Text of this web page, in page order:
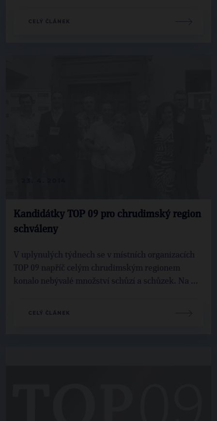
CELÝ ČLÁNEK
Kandidátky TOP 09 pro chrudimský region
schváleny
V uplynulých týdnech se v místních organizacích
TOP 09 napříč celým chrudimským regionem
konalo nebývalé množství schůzí a schůzek. Na ...
CELÝ ČLÁNEK